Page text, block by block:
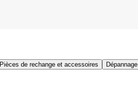
Pièces de rechange et accessoires Dépannage